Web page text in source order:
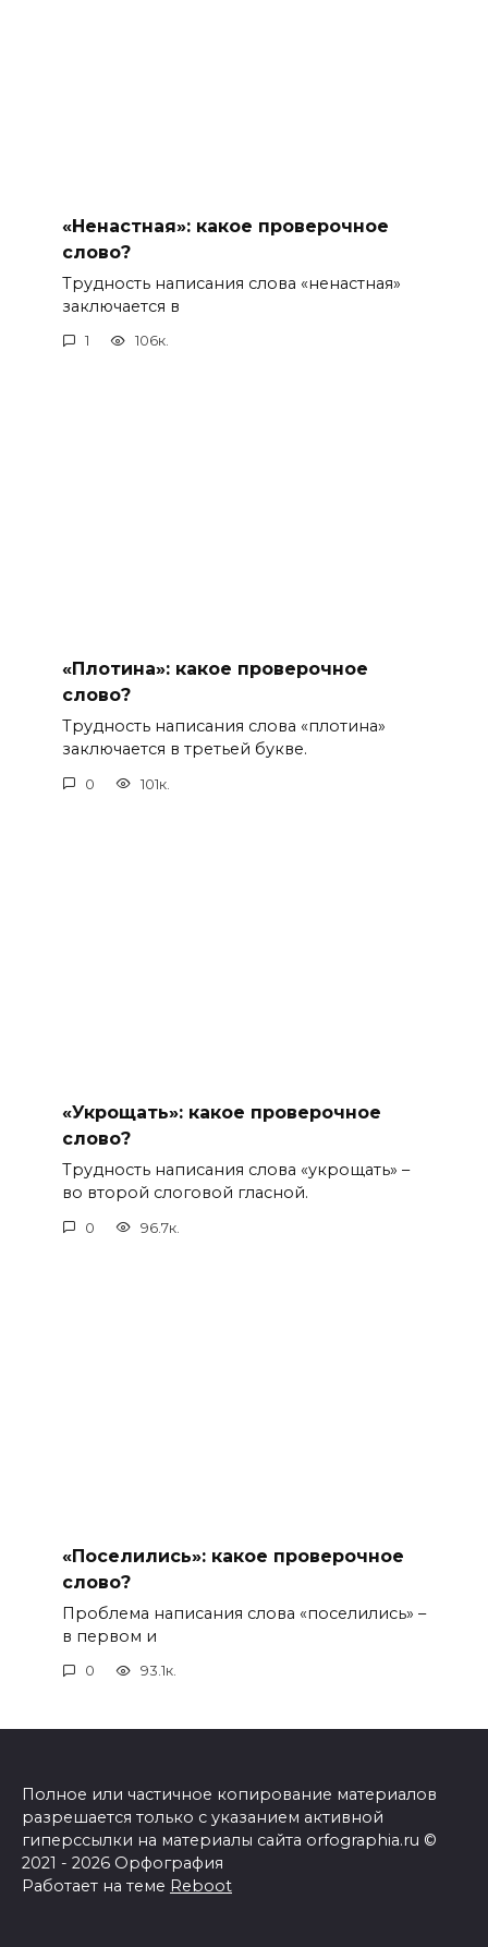
«Ненастная»: какое проверочное
слово?
Трудность написания слова «ненастная»
заключается в
1 106к.
«Плотина»: какое проверочное
слово?
Трудность написания слова «плотина»
заключается в третьей букве.
0 101к.
«Укрощать»: какое проверочное
слово?
Трудность написания слова «укрощать» –
во второй слоговой гласной.
0 96.7к.
«Поселились»: какое проверочное
слово?
Проблема написания слова «поселились» –
в первом и
0 93.1к.
Полное или частичное копирование материалов
разрешается только с указанием активной
гиперссылки на материалы сайта orfographia.ru ©
2021 - 2026 Орфография
Работает на теме Reboot